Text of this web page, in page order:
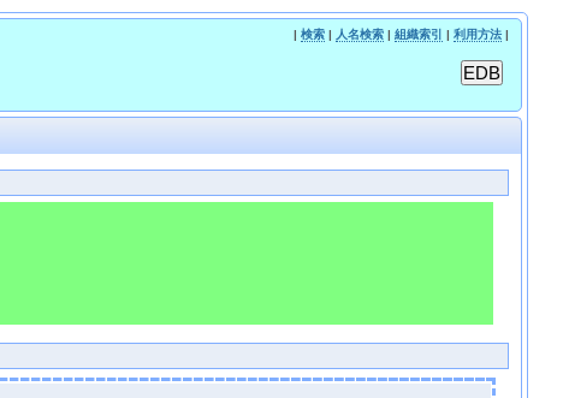
| 検索| 人名検索| 組織索引 | 利用方法|